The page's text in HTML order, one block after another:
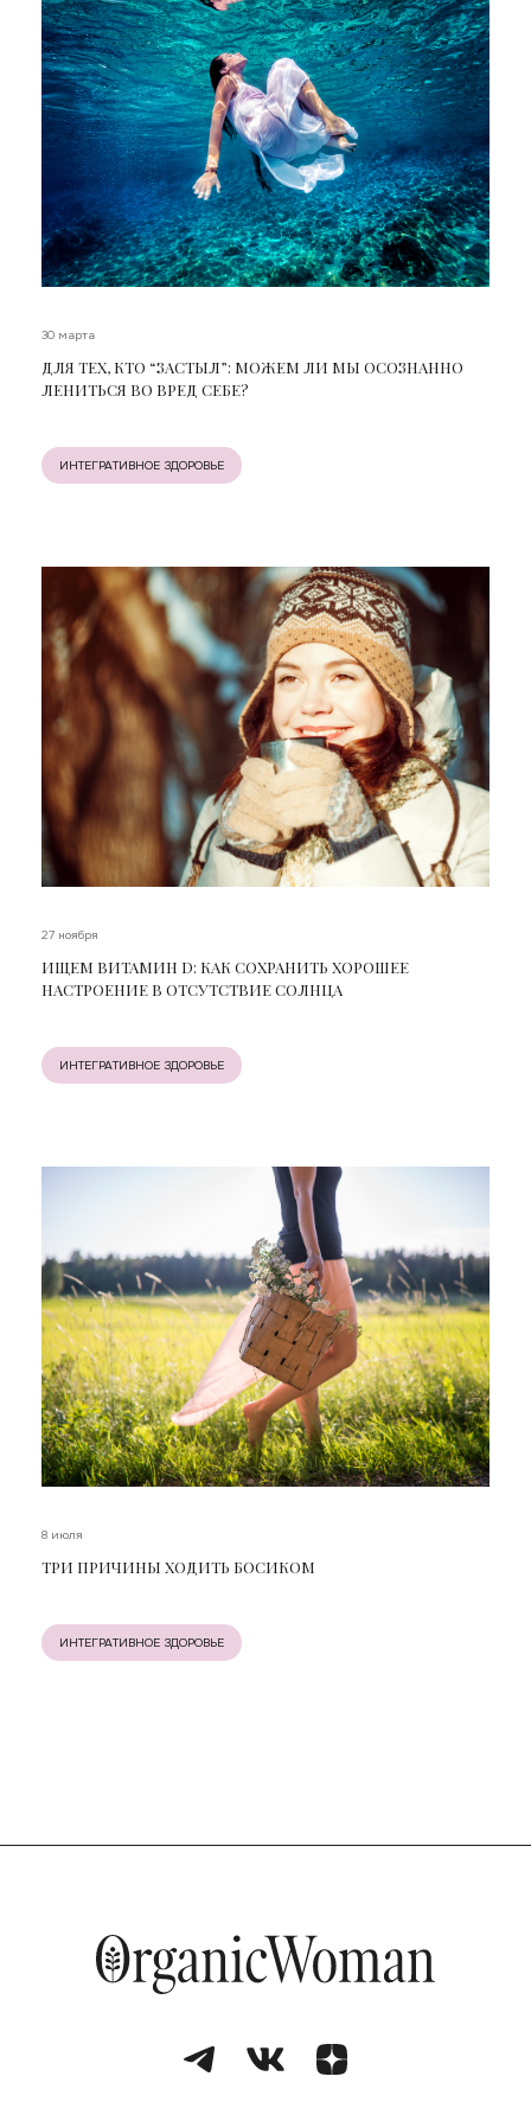
30 марта
ДЛЯ ТЕХ, КТО “ЗАСТЫЛ”: МОЖЕМ ЛИ МЫ ОСОЗНАННО
ЛЕНИТЬСЯ ВО ВРЕД СЕБЕ?
ИНТЕГРАТИВНОЕ ЗДОРОВЬЕ
27 ноября
ИЩЕМ ВИТАМИН D: КАК СОХРАНИТЬ ХОРОШЕЕ
НАСТРОЕНИЕ В ОТСУТСТВИЕ СОЛНЦА
ИНТЕГРАТИВНОЕ ЗДОРОВЬЕ
8 июля
ТРИ ПРИЧИНЫ ХОДИТЬ БОСИКОМ
ИНТЕГРАТИВНОЕ ЗДОРОВЬЕ